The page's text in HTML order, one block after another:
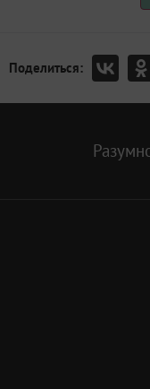
Поделиться: